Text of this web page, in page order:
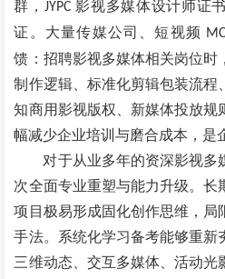
群， JYPC影视多媒体设计师证
证。大量传媒公司、短视频
馈：招聘影视多媒体相关岗位时
制作逻辑、标准化剪辑包装流程
知商用影视版权、新媒体投放规
幅减少企业培训与磨合成本，是
对于从业多年的资深影视多
次全面专业重塑与能力升级。长
项目极易形成固化创作思维，局
手法。系统化学习备考能够重新
三维动态、交互多媒体、活动光